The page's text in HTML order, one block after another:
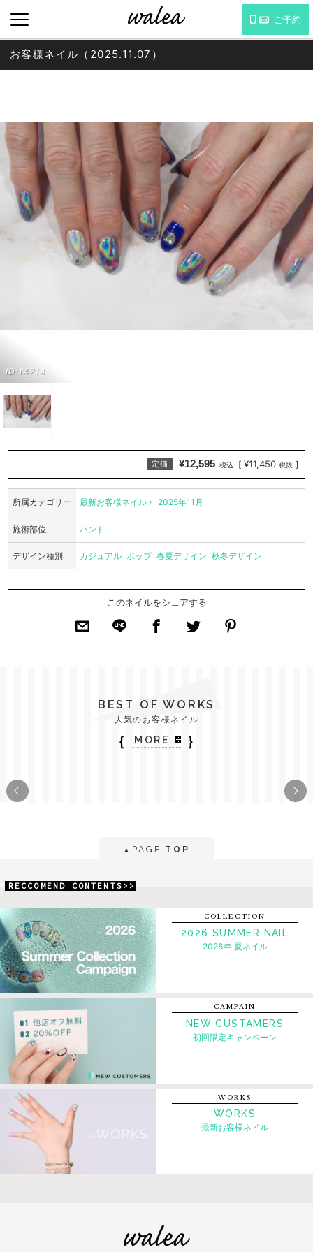
ご予約
ID:14714
お客様ネイル（2025.11.07）
定価 ¥12,595 税込 [ ¥11,450 税抜 ]
所属カテゴリー 最新お客様ネイル 2025年11月
施術部位 ハンド
デザイン種別 カジュアル ポップ 春夏デザイン 秋冬デザイン
このネイルをシェアする
BEST OF WORKS
人気のお客様ネイル
｛ MORE ｝
▲ PAGE TOP
RECCOMEND CONTENTS>>
COLLECTION
2026 SUMMER NAIL
2026年 夏ネイル
CAMPAIN
NEW CUSTAMERS
初回限定キャンペーン
WORKS
WORKS
最新お客様ネイル